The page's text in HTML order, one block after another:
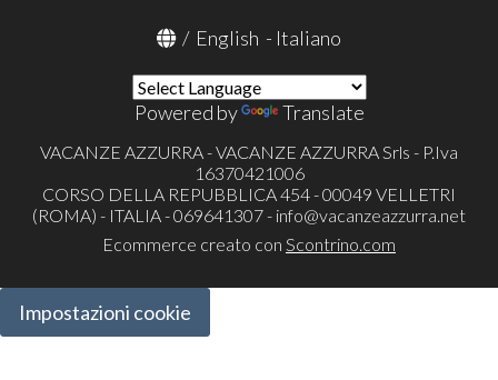
/ English - Italiano
Powered by Translate
VACANZE AZZURRA - VACANZE AZZURRA Srls - P.Iva
16370421006
CORSO DELLA REPUBBLICA 454 - 00049 VELLETRI
(ROMA) - ITALIA - 069641307 - info@vacanzeazzurra.net
Ecommerce creato con Scontrino.com
Impostazioni cookie